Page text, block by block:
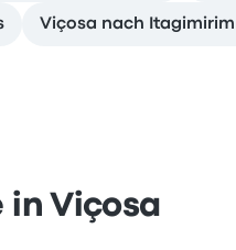
Viçosa nach
in Viçosa